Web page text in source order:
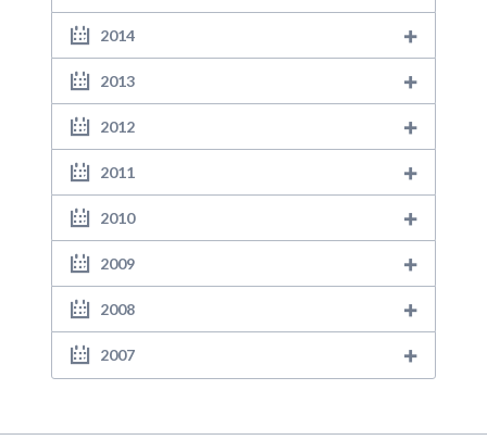
2014
2013
2012
2011
2010
2009
2008
2007